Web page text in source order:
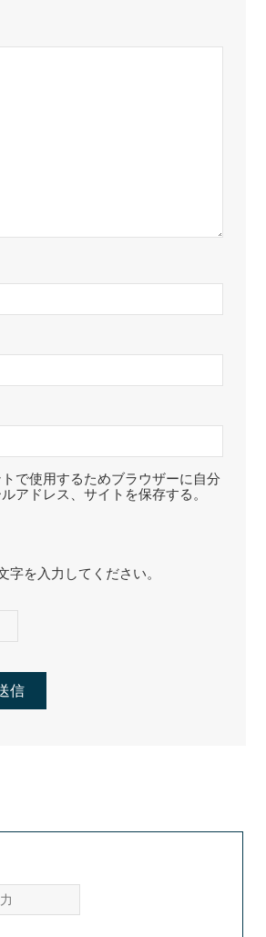
で使用するためブラウザーに自分
アドレス、サイトを保存する。
字を入力してください。